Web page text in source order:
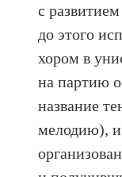
с
до этого
хором в
на партию
название
мелодию), и